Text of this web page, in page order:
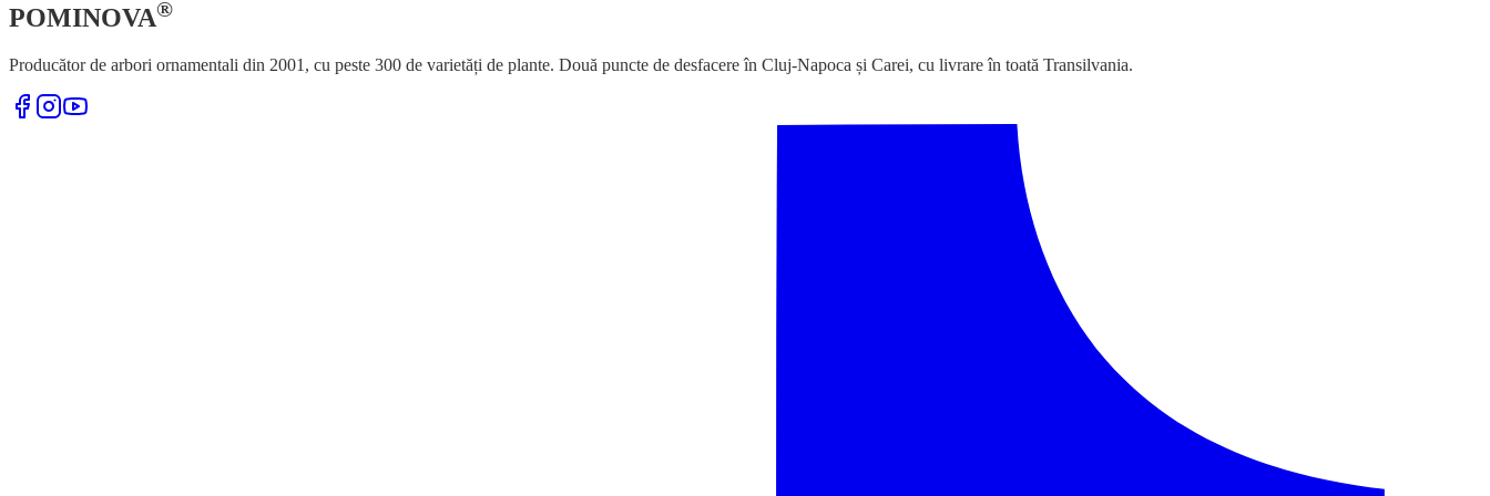
POMINOVA®
Producător de arbori ornamentali din 2001, cu peste 300 de varietăți de plante. Două puncte de desfacere în Cluj-Napoca și Carei, cu livrare în toată Transilvania.